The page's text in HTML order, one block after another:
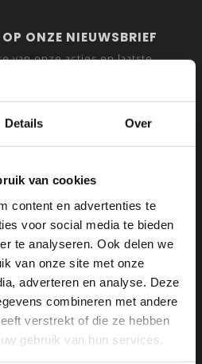
Details Over
van cookies
content en advertenties te
voor social media te bieden
te analyseren. Ook delen we
van onze site met onze
adverteren en analyse. Deze
combineren met andere
verstrekt of die ze hebben
gebruik van hun services.
ONZE NIEUWSBRIEF
van onze acties en laatste
voor mannen
24
1433 DC
42 52 32 80
6 42 52 32 80